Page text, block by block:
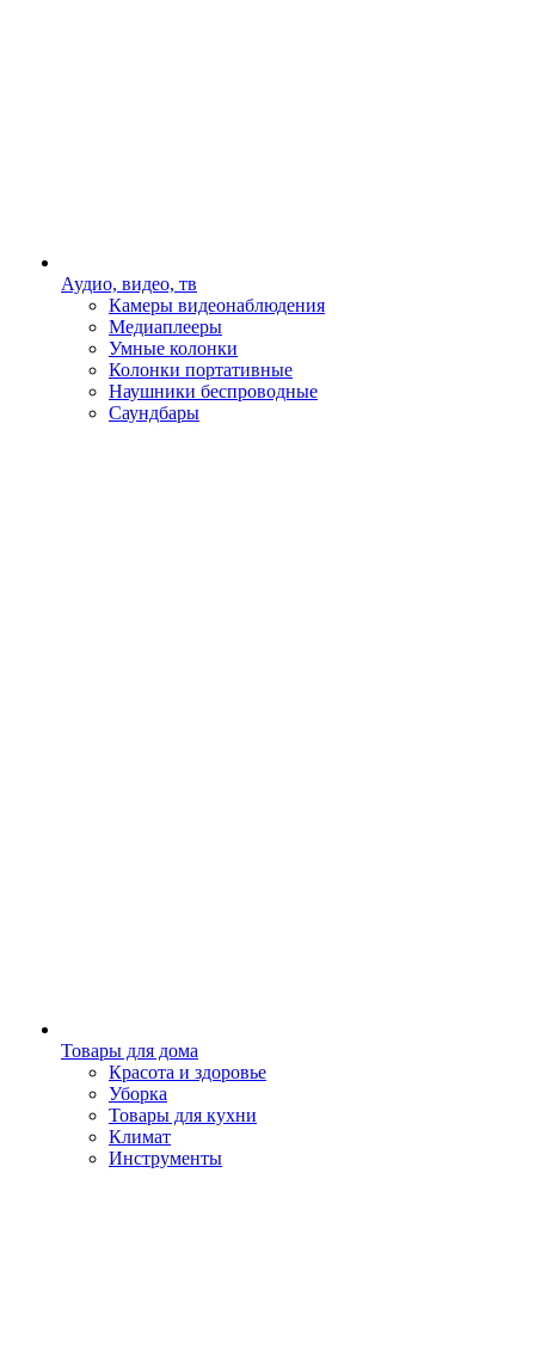
Аудио, видео, тв
Камеры видеонаблюдения
Медиаплееры
Умные колонки
Колонки портативные
Наушники беспроводные
Саундбары
Товары для дома
Красота и здоровье
Уборка
Товары для кухни
Климат
Инструменты